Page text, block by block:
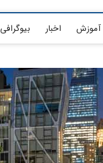
آموزش اخبار بیوگرافی